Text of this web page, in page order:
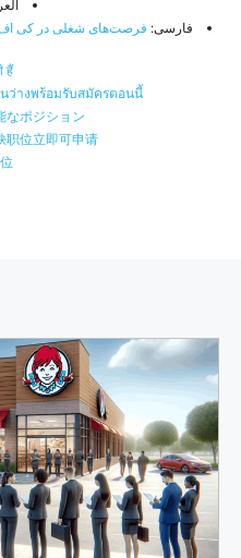
فارسی: فرصت‌های شغلی در کی
हैं
ว่างพร้อมรับสมัครตอนนี้
なポジション
职位立即可申请